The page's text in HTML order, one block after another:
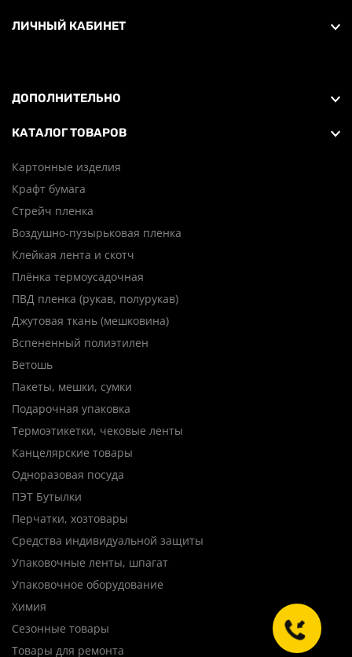
ЛИЧНЫЙ КАБИНЕТ
ДОПОЛНИТЕЛЬНО
КАТАЛОГ ТОВАРОВ
Картонные изделия
Крафт бумага
Стрейч пленка
Воздушно-пузырьковая пленка
Клейкая лента и скотч
Плёнка термоусадочная
ПВД пленка (рукав, полурукав)
Джутовая ткань (мешковина)
Вспененный полиэтилен
Ветошь
Пакеты, мешки, сумки
Подарочная упаковка
Термоэтикетки, чековые ленты
Канцелярские товары
Одноразовая посуда
ПЭТ Бутылки
Перчатки, хозтовары
Средства индивидуальной защиты
Упаковочные ленты, шпагат
Упаковочное оборудование
Химия
Сезонные товары
Товары для ремонта